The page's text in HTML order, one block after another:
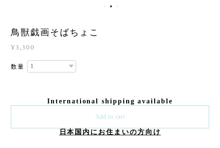
鳥獣戯画そばちょこ
¥3,300
数量
International shipping available
Add to cart
日本国内にお住まいの方向け